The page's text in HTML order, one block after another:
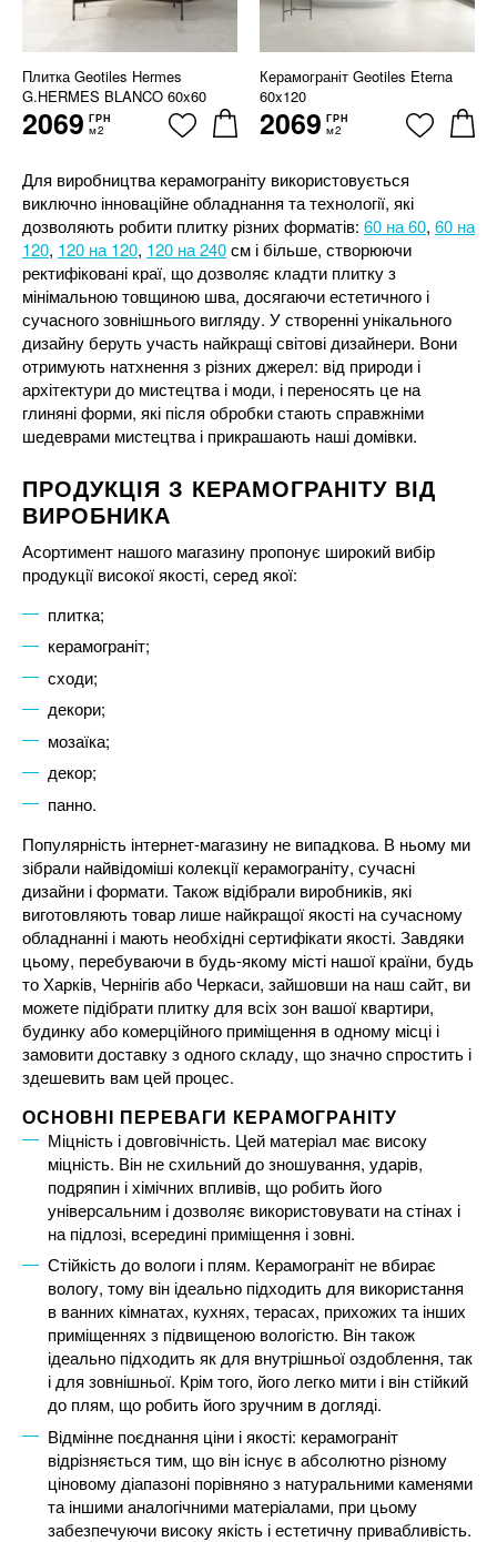
Плитка Geotiles Hermes
G.HERMES BLANCO 60x60
2069 ГРН
м2
Керамограніт Geotiles Eterna
60x120
2069 ГРН
м2
Для виробництва керамограніту використовується
виключно інноваційне обладнання та технології, які
дозволяють робити плитку різних форматів: 60 на 60, 60 на
120, 120 на 120, 120 на 240см і більше, створюючи
ректифіковані краї, що дозволяє кладти плитку з
мінімальною товщиною шва, досягаючи естетичного і
сучасного зовнішнього вигляду. У створенні унікального
дизайну беруть участь найкращі світові дизайнери. Вони
отримують натхнення з різних джерел: від природи і
архітектури до мистецтва і моди, і переносять це на
глиняні форми, які після обробки стають справжніми
шедеврами мистецтва і прикрашають наші домівки.
ПРОДУКЦІЯ З КЕРАМОГРАНІТУ ВІД
ВИРОБНИКА
Асортимент нашого магазину пропонує широкий вибір
продукції високої якості, серед якої:
плитка;
керамограніт;
сходи;
декори;
мозаїка;
декор;
панно.
Популярність інтернет-магазину не випадкова. В ньому ми
зібрали найвідоміші колекції керамограніту, сучасні
дизайни і формати. Також відібрали виробників, які
виготовляють товар лише найкращої якості на сучасному
обладнанні і мають необхідні сертифікати якості. Завдяки
цьому, перебуваючи в будь-якому місті нашої країни, будь
то Харків, Чернігів або Черкаси, зайшовши на наш сайт, ви
можете підібрати плитку для всіх зон вашої квартири,
будинку або комерційного приміщення в одному місці і
замовити доставку з одного складу, що значно спростить і
здешевить вам цей процес.
ОСНОВНІ ПЕРЕВАГИ КЕРАМОГРАНІТУ
Міцність і довговічність. Цей матеріал має високу
міцність. Він не схильний до зношування, ударів,
подряпин і хімічних впливів, що робить його
універсальним і дозволяє використовувати на стінах і
на підлозі, всередині приміщення і зовні.
Стійкість до вологи і плям. Керамограніт не вбирає
вологу, тому він ідеально підходить для використання
в ванних кімнатах, кухнях, терасах, прихожих та інших
приміщеннях з підвищеною вологістю. Він також
ідеально підходить як для внутрішньої оздоблення, так
і для зовнішньої. Крім того, його легко мити і він стійкий
до плям, що робить його зручним в догляді.
Відмінне поєднання ціни і якості: керамограніт
відрізняється тим, що він існує в абсолютно різному
ціновому діапазоні порівняно з натуральними каменями
та іншими аналогічними матеріалами, при цьому
забезпечуючи високу якість і естетичну привабливість.